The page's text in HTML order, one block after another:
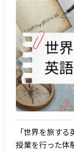
「世界を旅す
授業を行った体